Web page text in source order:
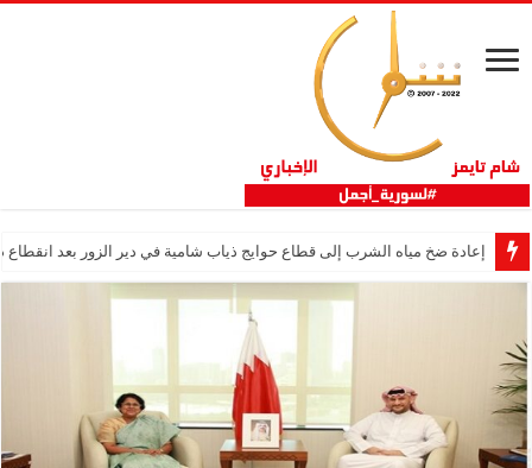
إعادة ضخ مياه الشرب إلى قطاع حوايج ذياب شامية في دير الزور بعد انقطاع دام 12